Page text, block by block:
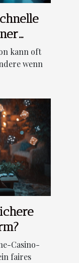
kann oft
wenn
Casino-
faires